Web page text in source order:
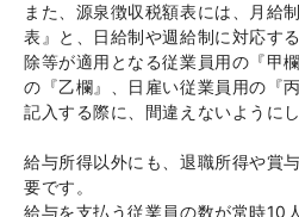
また、源泉徴収税額表には、月給
表』と、日給制や週給制に対応す
除等が適用となる従業員用の『甲
の『乙欄』、日雇い従業員用の『
記入する際に、間違えないようにし
給与所得以外にも、退職所得や賞
要です。
給与を支払う従業員の数が常時10